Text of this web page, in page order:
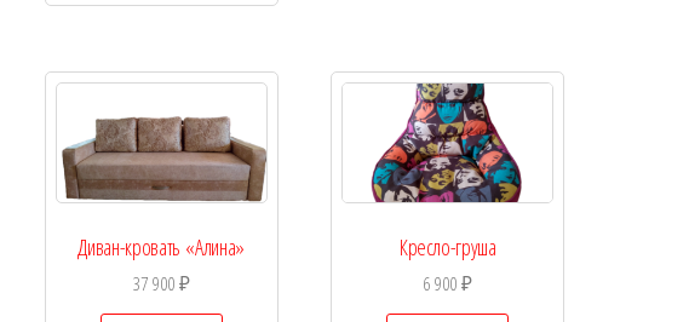
Диван-кровать «Алина»
37 900₽
Кресло-груша
6 900₽